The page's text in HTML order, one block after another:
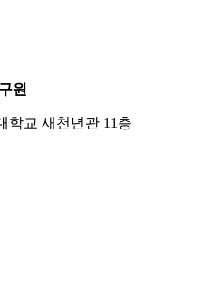
원
학교 새천년관 11층